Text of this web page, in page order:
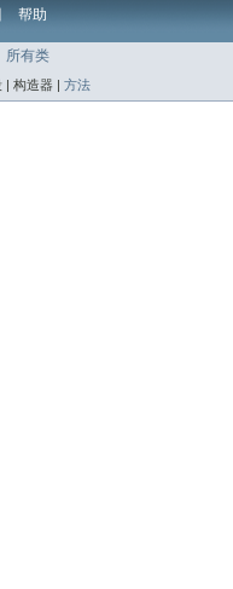
帮助
所有类
| 构造器 | 方法